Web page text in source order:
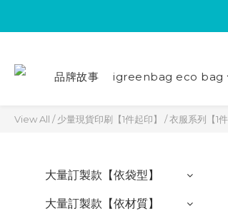
品牌故事 igreenbag eco bag
View All /少量現貨印刷【1件起印】 /衣服系列【1件
大量訂製款【依袋型】
大量訂製款【依材質】